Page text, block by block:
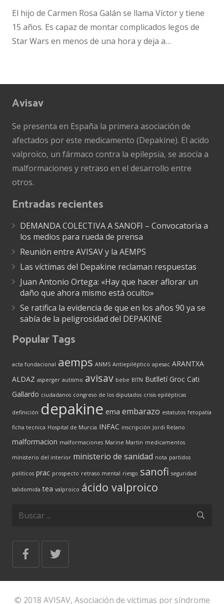
El hijo de Carmen Rosa Galán se llama Víctor y tiene
15 años. Es capaz de montar complicados legos de
Star Wars en menos de una hora y deja a…
Avisav
Se presenta en España la primera asociación de
afectados por este medicamento (Depakine). El acido
valproico, un fármaco contra la epilepsia, se asocia a
malformaciones y retraso en el desarrollo entre
otros.
Entradas recientes
DEMANDA COLECTIVA A SANOFI – Convocatoria a
los medios para rueda de prensa
Reunión entre AVISAV y la AEMPS
Las víctimas del Depakine reclaman respuestas
Juan Antonio Ortega: «Hay que hacer aflorar un
daño que ahora mismo está oculto»
Se ratifica la evidencia de que en los años 90 ya se
sabía de la peligrosidad del DEPAKINE
Popular Tags
acta fundacional aemps ANMS Antiepiléptico apesac ARANTXA
ALDAZ asperger autismo avisav bebe BITN Butlletí Groc Cati
Gallardo ciudadanos congreso de los diputados crisis epilépticas
definición depakine ema embarazo estatutos fetopatía
ficha tecnica Hospital de Murcia INFAC inscripción Jordi Relano
malformacion malformaciones Marine Martin medicamentos
ministerio del interior ministerio de sanidad nota partidos
politicos prac prospecto retraso mental riesgo sanofi seguridad
talidomida tea valproico ácido valproico
© 2018 AVISAV, Asociación de víctimas por síndrome